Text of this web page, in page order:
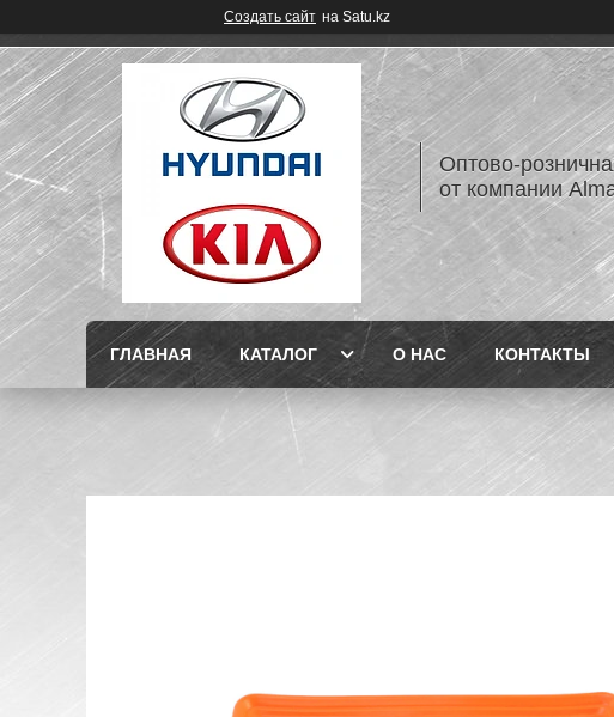
Создать сайт на Satu.kz
Оптово-
от компании
ГЛАВНАЯ КАТАЛОГ О НАС КОНТАКТЫ